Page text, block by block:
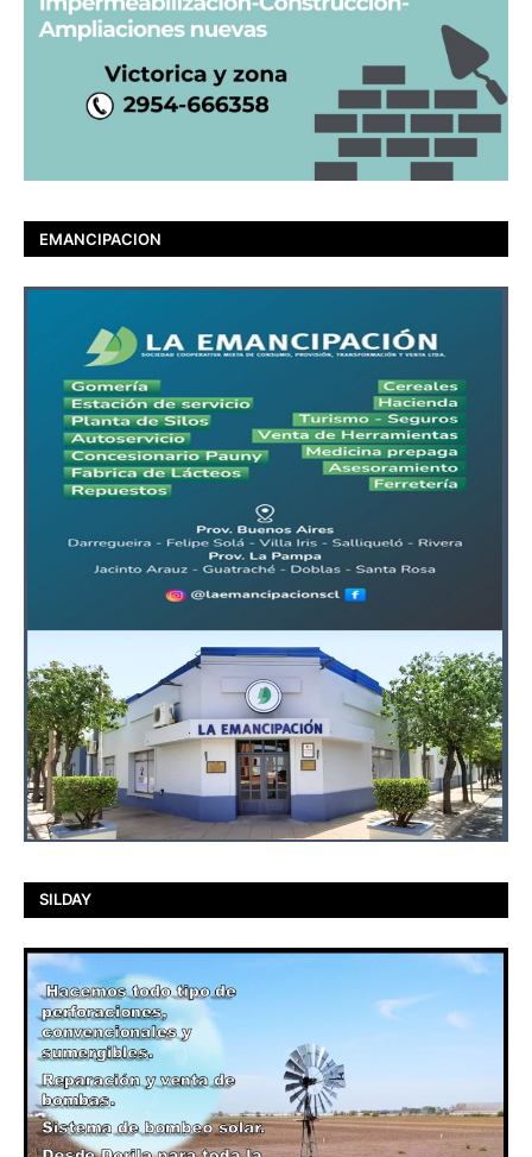
EMANCIPACION
SILDAY